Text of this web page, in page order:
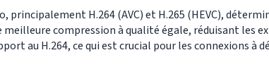
principalement H.264 (AVC) et H.265 (HEVC),
meilleure compression à qualité égale, réduisant les
au H.264, ce qui est crucial pour les connexions à